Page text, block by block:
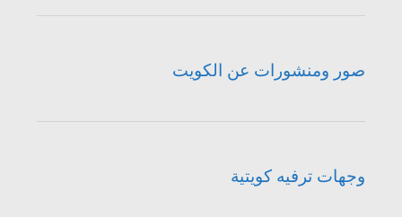
صور ومنشورات عن الكويت
وجهات ترفيه كويتية